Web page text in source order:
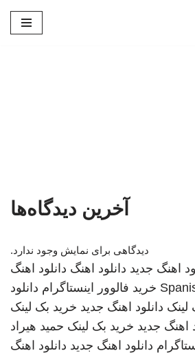
آخرین دیدگاه‌ها
دیدگاهی برای نمایش وجود ندارد.
اهنگ جدید دانلود اهنگ دانلود اهنگ
خرید فالوور اینستاگرام دانلود
لینک دانلود اهنگ جدید خرید بک لینک
اهنگ جدید خرید بک لینک حمید هیراد
دانلود اهنگ جدید دانلود اهنگ